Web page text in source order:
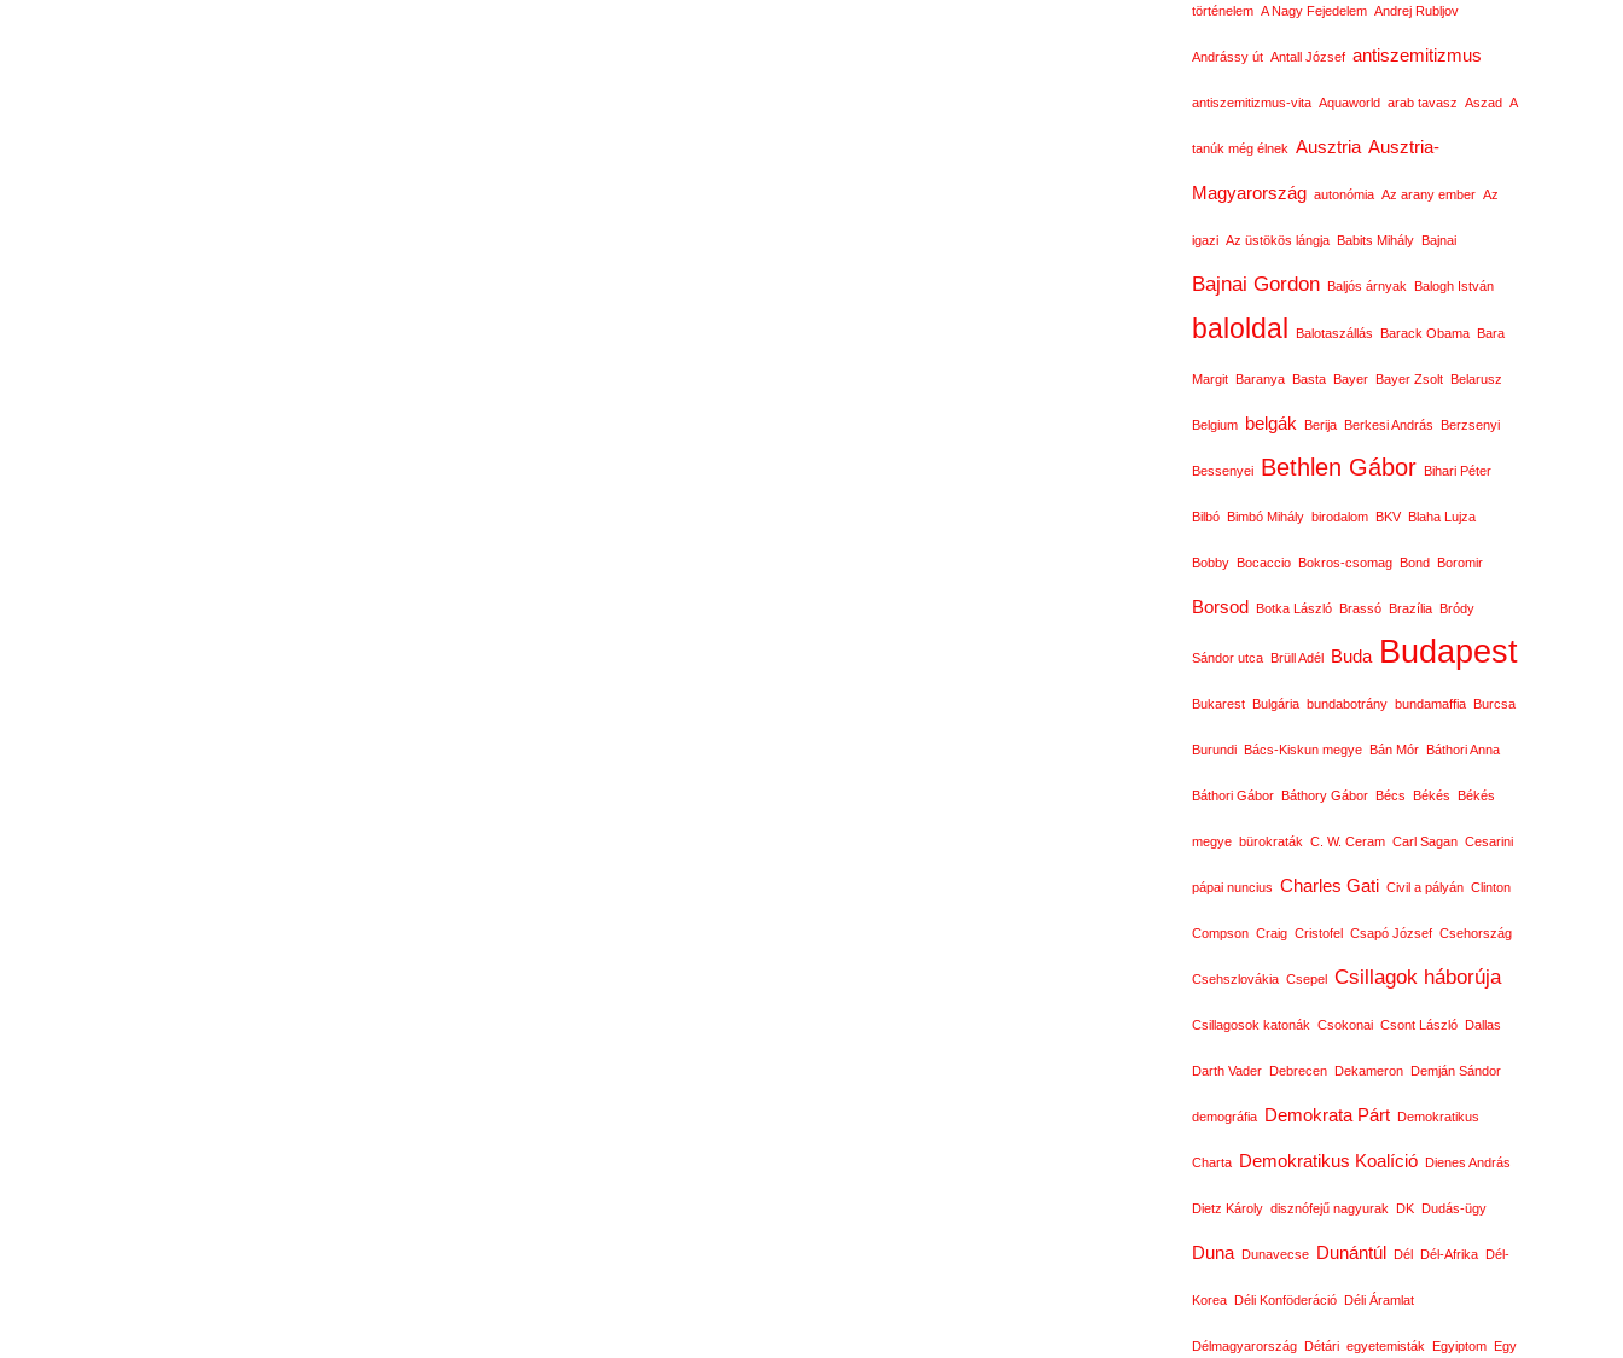
történelem A Nagy Fejedelem Andrej Rubljov
Andrássy út Antall József antiszemitizmus
antiszemitizmus-vita Aquaworld arab tavasz Aszad A
tanúk még élnek Ausztria Ausztria-
Magyarország autonómia Az arany ember Az
igazi Az üstökös lángja Babits Mihály Bajnai
Bajnai Gordon Baljós árnyak Balogh István
baloldal Balotaszállás Barack Obama Bara
Margit Baranya Basta Bayer Bayer Zsolt Belarusz
Belgium belgák Berija Berkesi András Berzsenyi
Bessenyei Bethlen Gábor Bihari Péter
Bilbó Bimbó Mihály birodalom BKV Blaha Lujza
Bobby Bocaccio Bokros-csomag Bond Boromir
Borsod Botka László Brassó Brazília Bródy
Sándor utca Brüll Adél Buda Budapest
Bukarest Bulgária bundabotrány bundamaffia Burcsa
Burundi Bács-Kiskun megye Bán Mór Báthori Anna
Báthori Gábor Báthory Gábor Bécs Békés Békés
megye bürokraták C. W. Ceram Carl Sagan Cesarini
pápai nuncius Charles Gati Civil a pályán Clinton
Compson Craig Cristofel Csapó József Csehország
Csehszlovákia Csepel Csillagok háborúja
Csillagosok katonák Csokonai Csont László Dallas
Darth Vader Debrecen Dekameron Demján Sándor
demográfia Demokrata Párt Demokratikus
Charta Demokratikus Koalíció Dienes András
Dietz Károly disznófejű nagyurak DK Dudás-ügy
Duna Dunavecse Dunántúl Dél Dél-Afrika Dél-
Korea Déli Konföderáció Déli Áramlat
Délmagyarország Détári egyetemisták Egyiptom Egy